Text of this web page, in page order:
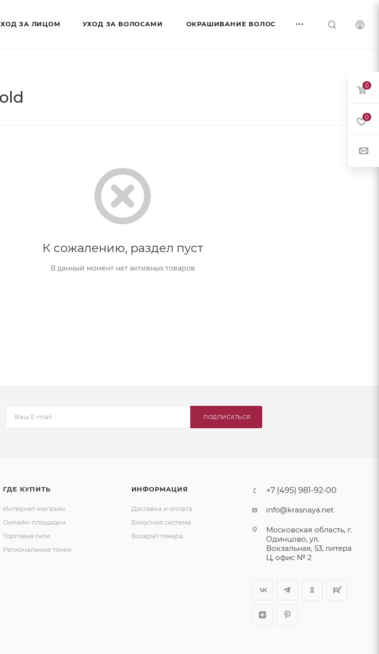
ЗА ЛИЦОМ УХОД ЗА ВОЛОСАМИ ОКРАШИВАНИЕ ВОЛОС
К сожалению, раздел пуст
В данный момент нет активных товаров
ПОДПИСАТЬСЯ
ГДЕ КУПИТЬ
Интернет-магазин
Онлайн-площадки
Торговые сети
Региональные точки
ИНФОРМАЦИЯ
Доставка и оплата
Бонусная система
Возврат товара
+7 (495) 981-92-00
info@krasnaya.net
Московская область, г.
Одинцово, ул.
Вокзальная, 53, литера
Ц, офис № 2
0
0